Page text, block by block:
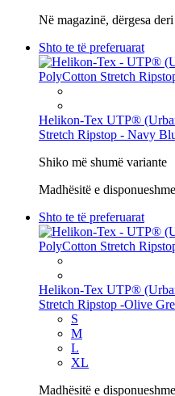
Në magazinë, dërgesa
Shto te të preferuarat
Helikon-Tex UTP®
Stretch Ripstop - Navy
Shiko më shumë variante
Madhësitë e disponueshme
Shto te të preferuarat
Helikon-Tex UTP®
Stretch Ripstop -Olive
S
M
L
XL
Madhësitë e disponueshme